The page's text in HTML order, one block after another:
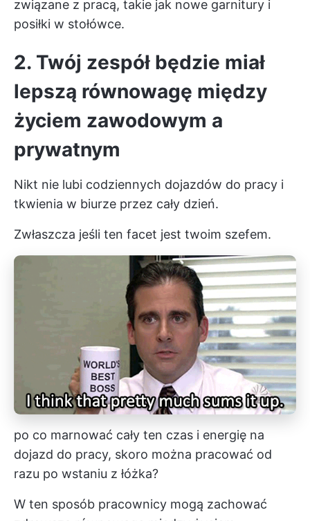
związane z pracą, takie jak nowe garnitury i
posiłki w stołówce.
2. Twój zespół będzie miał
lepszą równowagę między
życiem zawodowym a
prywatnym
Nikt nie lubi codziennych dojazdów do pracy i
tkwienia w biurze przez cały dzień.
Zwłaszcza jeśli ten facet jest twoim szefem.
po co marnować cały ten czas i energię na
dojazd do pracy, skoro można pracować od
razu po wstaniu z łóżka?
W ten sposób pracownicy mogą zachować